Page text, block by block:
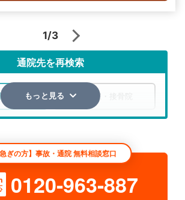
1/3
通院先を再検索
整骨院・接骨院
検索する
詳細条件で絞り込む
もっと見る
急ぎの方】事故・通院 無料相談窓口
0120-963-887